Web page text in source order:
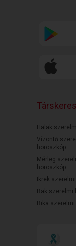
Halak
Vízöntő
horoszkóp
Mérleg
horoszkóp
Ikrek
Bak szerelmi
Bika